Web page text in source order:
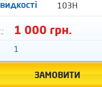
103H
1 000 грн.
1
ЗАМОВИТИ